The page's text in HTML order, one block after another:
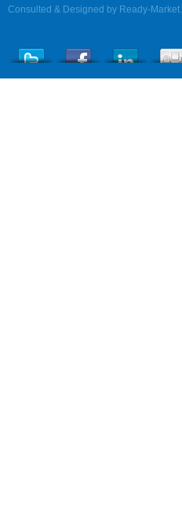
Consulted & Designed by Ready-Market.